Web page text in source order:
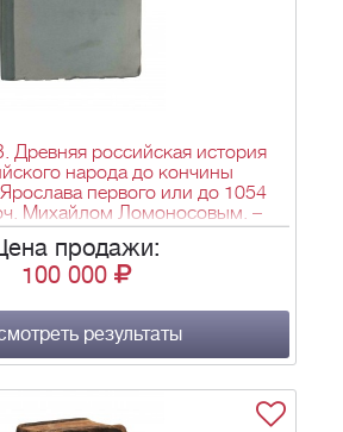
российская история
народа до кончины
первого или до 1054
Михайлом Ломоносовым. –
наук, 1766. - Ч. 1: О
Ч. 2: От начала
до кончины Ярослава
продажи:
100 000
результаты